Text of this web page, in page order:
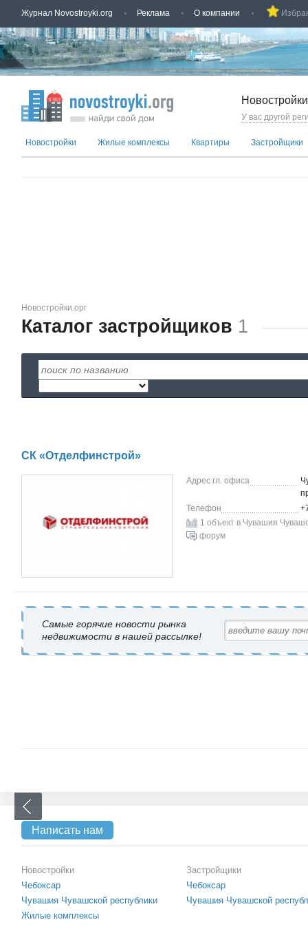
Журнал Novostroyki.org Реклама О компании
У вас другой
Новостройки Жилые комплексы Квартиры Застройщики
Новостройки.орг
Каталог застройщиков 1
СК «Отделфинстрой»
Адрес гл. офиса
Телефон
1 объект в Чувашия
форум
Самые горячие новости рынка
недвижимости в нашей рассылке!
Написать нам
Новостройки
Чебоксар
Чувашия Чувашской республики
Жилые комплексы
Застройщики
Чебоксар
Чувашия Чувашской